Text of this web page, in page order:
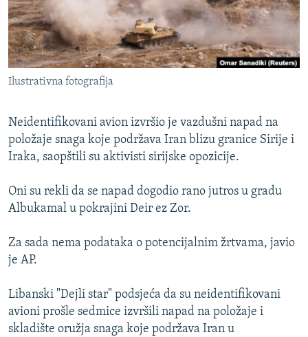
DNEVNO@RSE
SPECIJALI RSE
VIŠE OD NASLOVA
GENOCID U SREBRENICI
POPLAVE I KLIZIŠTA U BIH 2024.
TV LIBERTY
POST SCRIPTUM
MOJA EVROPA
TRI DECENIJE OD RATA U BIH
SVE KARTE DEJTONA
NASTANAK I RASPAD JUGOSLAVIJE
PRATITE NAS
Sve RFE/RL stranice
Ilustrativna fotografija
Neidentifikovani avion izvršio je vazdušni napad na
položaje snaga koje podržava Iran blizu granice Sirije i
Iraka, saopštili su aktivisti sirijske opozicije.
Oni su rekli da se napad dogodio rano jutros u gradu
Albukamal u pokrajini Deir ez Zor.
Za sada nema podataka o potencijalnim žrtvama, javio
je AP.
Libanski "Dejli star" podsjeća da su neidentifikovani
avioni prošle sedmice izvršili napad na položaje i
skladište oružja snaga koje podržava Iran u